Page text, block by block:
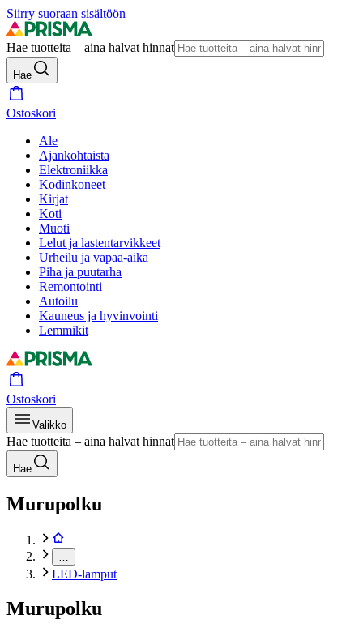
Siirry suoraan sisältöön
Hae tuotteita – aina halvat hinnat
Hae
Ostoskori
Ale
Ajankohtaista
Elektroniikka
Kodinkoneet
Kirjat
Koti
Muoti
Lelut ja lastentarvikkeet
Urheilu ja vapaa-aika
Piha ja puutarha
Remontointi
Autoilu
Kauneus ja hyvinvointi
Lemmikit
Ostoskori
Valikko
Hae tuotteita – aina halvat hinnat
Hae
Murupolku
LED-lamput
Murupolku